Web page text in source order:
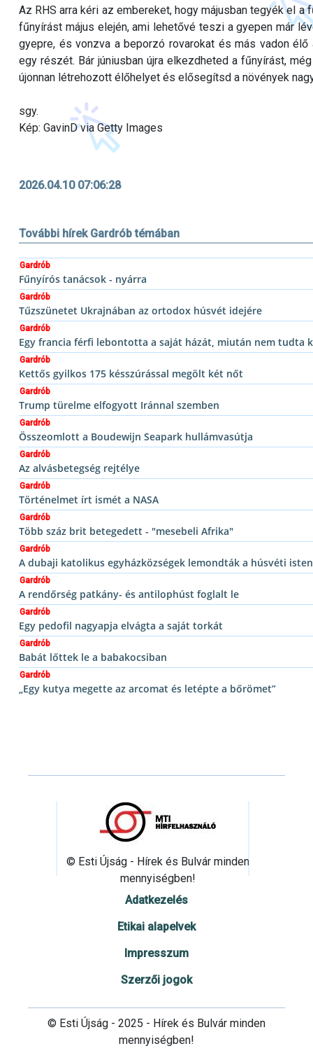
Az RHS arra kéri az embereket, hogy májusban tegyék el a
fűnyírást május elején, ami lehetővé teszi a gyepen már
gyepre, és vonzva a beporzó rovarokat és más vadon
egy részét. Bár júniusban újra elkezdheted a fűnyírást,
újonnan létrehozott élőhelyet és elősegítsd a növények
sgy.
Kép: GavinD via Getty Images
2026.04.10 07:06:28
További hírek Gardrób témában
Gardrób
Fűnyírós tanácsok - nyárra
Gardrób
Tűzszünetet Ukrajnában az ortodox húsvét idejére
Gardrób
Egy francia férfi lebontotta a saját házát, miután nem
Gardrób
Kettős gyilkos 175 késszúrással megölt két nőt
Gardrób
Trump türelme elfogyott Iránnal szemben
Gardrób
Összeomlott a Boudewijn Seapark hullámvasútja
Gardrób
Az alvásbetegség rejtélye
Gardrób
Történelmet írt ismét a NASA
Gardrób
Több száz brit betegedett - "mesebeli Afrika"
Gardrób
A dubaji katolikus egyházközségek lemondták a húsvéti
Gardrób
A rendőrség patkány- és antilophúst foglalt le
Gardrób
Egy pedofil nagyapja elvágta a saját torkát
Gardrób
Babát lőttek le a babakocsiban
Gardrób
„Egy kutya megette az arcomat és letépte a bőrömet”
© Esti Újság - Hírek és Bulvár minden
mennyiségben!
Adatkezelés
Etikai alapelvek
Impresszum
Szerzői jogok
© Esti Újság - 2025 - Hírek és Bulvár minden
mennyiségben!